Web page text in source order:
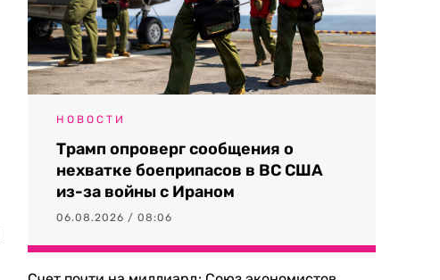
НОВОСТИ
Трамп опроверг сообщения о
нехватке боеприпасов в ВС США
из-за войны с Ираном
06.08.2026 / 08:06